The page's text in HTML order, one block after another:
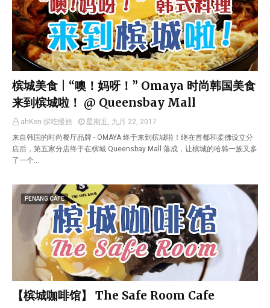
槟城美食 | “噢！妈呀！” Omaya 时尚韩国美食
来到槟城啦！ @ Queensbay Mall
ahKen 探吃慢旅
星期五, 九月 22, 2017
来自韩国的时尚餐厅品牌 - OMAYA 终于来到槟城啦！继在首都和柔佛设立分
店后，第五家分店终于在槟城 Queensbay Mall 落成，让槟城的哈韩一族又多
了一个…
PENANG CAFE
【槟城咖啡馆】 The Safe Room Cafe